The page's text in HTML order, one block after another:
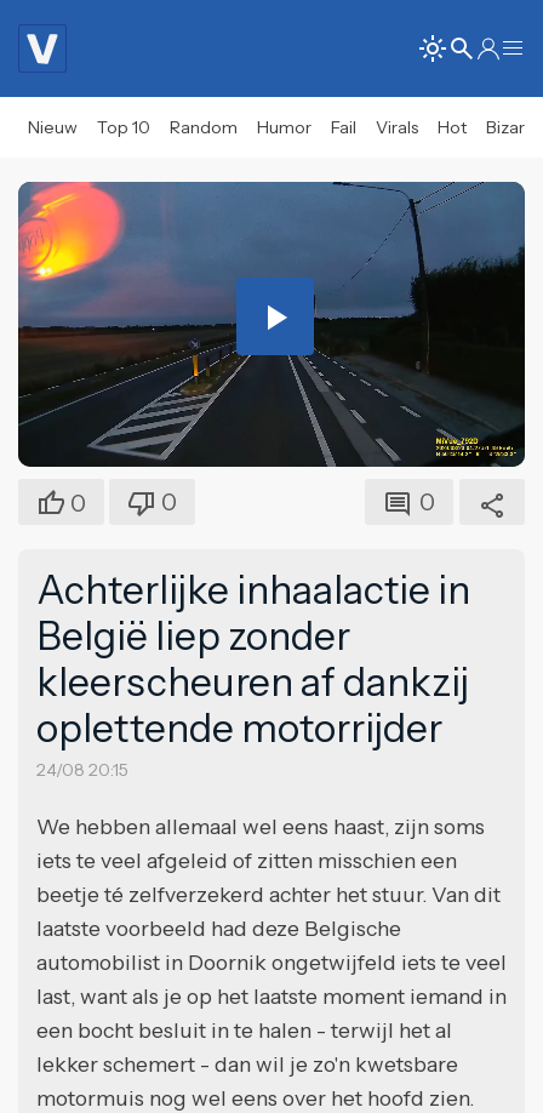
Nieuw Top 10 Random Humor Fail Virals Hot Bizar
Play
Video
0 0 0
Achterlijke inhaalactie in
België liep zonder
kleerscheuren af dankzij
oplettende motorrijder
24/08 20:15
We hebben allemaal wel eens haast, zijn soms
iets te veel afgeleid of zitten misschien een
beetje té zelfverzekerd achter het stuur. Van dit
laatste voorbeeld had deze Belgische
automobilist in Doornik ongetwijfeld iets te veel
last, want als je op het laatste moment iemand in
een bocht besluit in te halen - terwijl het al
lekker schemert - dan wil je zo'n kwetsbare
motormuis nog wel eens over het hoofd zien.